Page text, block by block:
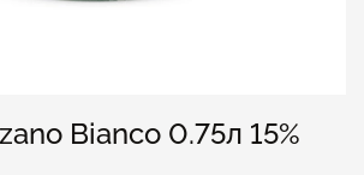
Bianco 0.75л 15%